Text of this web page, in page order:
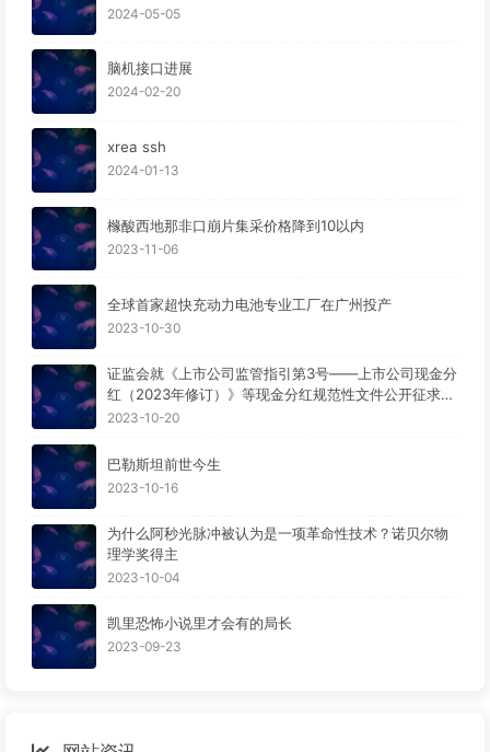
2024-05-05
脑机接口进展
2024-02-20
xrea ssh
2024-01-13
橼酸西地那非口崩片集采价格降到10以内
2023-11-06
全球首家超快充动力电池专业工厂在广州投产
2023-10-30
证监会就《上市公司监管指引第3号——上市公司现金分
红（2023年修订）》等现金分红规范性文件公开征求意
见。
2023-10-20
巴勒斯坦前世今生
2023-10-16
为什么阿秒光脉冲被认为是一项革命性技术？诺贝尔物
理学奖得主
2023-10-04
凯里恐怖小说里才会有的局长
2023-09-23